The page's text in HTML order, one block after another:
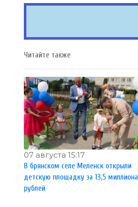
Читайте также
07 августа 15:17
В брянском селе Меленск открыли
детскую площадку за 13,5 миллиона
рублей